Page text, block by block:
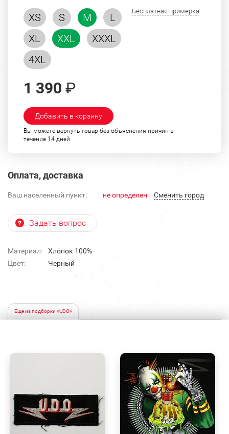
XS S M
L
XL
XXL
XXXL
4XL
Бесплатная примерка
1 390 ₽
Добавить в корзину
Вы можете вернуть товар без объяснения причин в
течение 14 дней
Оплата, доставка
Ваш населенный пункт: не определен Cменить город
Задать вопрос
Материал:
Хлопок 100%
Цвет:
Черный
Еще из подборки «UDO»